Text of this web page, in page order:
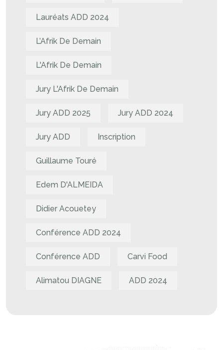
Lauréats ADD 2024
L’Afrik De Demain
L'Afrik De Demain
Jury L'Afrik De Demain
Jury ADD 2025 Jury ADD 2024
Jury ADD Inscription
Guillaume Touré
Edem D'ALMEIDA
Didier Acouetey
Conférence ADD 2024
Conférence ADD Carvi Food
Alimatou DIAGNE ADD 2024